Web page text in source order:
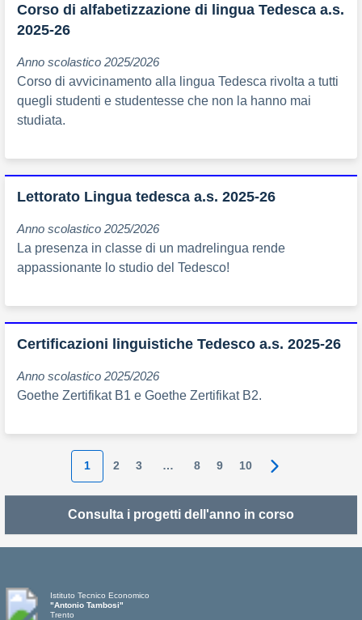
Corso di alfabetizzazione di lingua Tedesca a.s.
2025-26
Anno scolastico 2025/2026
Corso di avvicinamento alla lingua Tedesca rivolta a tutti
quegli studenti e studentesse che non la hanno mai
studiata.
Lettorato Lingua tedesca a.s. 2025-26
Anno scolastico 2025/2026
La presenza in classe di un madrelingua rende
appassionante lo studio del Tedesco!
Certificazioni linguistiche Tedesco a.s. 2025-26
Anno scolastico 2025/2026
Goethe Zertifikat B1 e Goethe Zertifikat B2.
1 2 3 … 8 9 10 Pagina
Consulta i progetti dell'anno in corso
Istituto Tecnico Economico
"Antonio Tambosi"
Trento